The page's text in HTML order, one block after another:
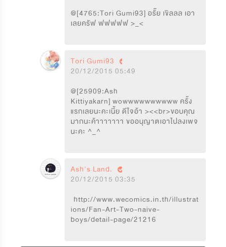
@[4765:Tori Gumi93] อรั๊ย เขิลลล เอา
เลยครัฟ ฟฟฟฟฟ >_<
Tori Gumi93
20/12/2015 05:49
@[25909:Ash
Kittiyakarn] wowwwwwwwwww ครั้ง
แรกเลยนะคะเนี้ย ดีใจอ้า ><<br>ขอบคุณ
มากนะค้าาาาาาา ขออนุญาตเอาไปลงเพจ
นะคะ ^_^
Ash's Land.
20/12/2015 03:35
http://www.wecomics.in.th/illustrat
ions/Fan-Art-Two-naive-
boys/detail-page/21216